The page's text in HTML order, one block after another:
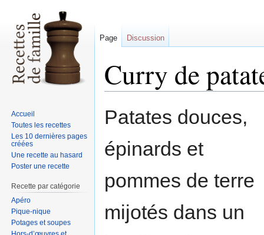
Curry de
à
navigation
à
recherche
Patates douces,
épinards et
pommes de terre
mijotés dans un
Page Discussion
Accueil
Toutes les recettes
Les 10 dernières pages
créées
Une recette au hasard
Poster une recette
Recette par catégorie
Apéro
Pique-nique
Potages et soupes